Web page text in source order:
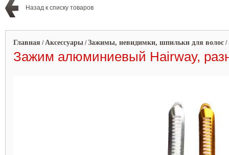
Назад к списку товаров
Главная /Аксессуары /Зажимы, невидимки, шпильки для волос /
Зажим алюминиевый Hairway,